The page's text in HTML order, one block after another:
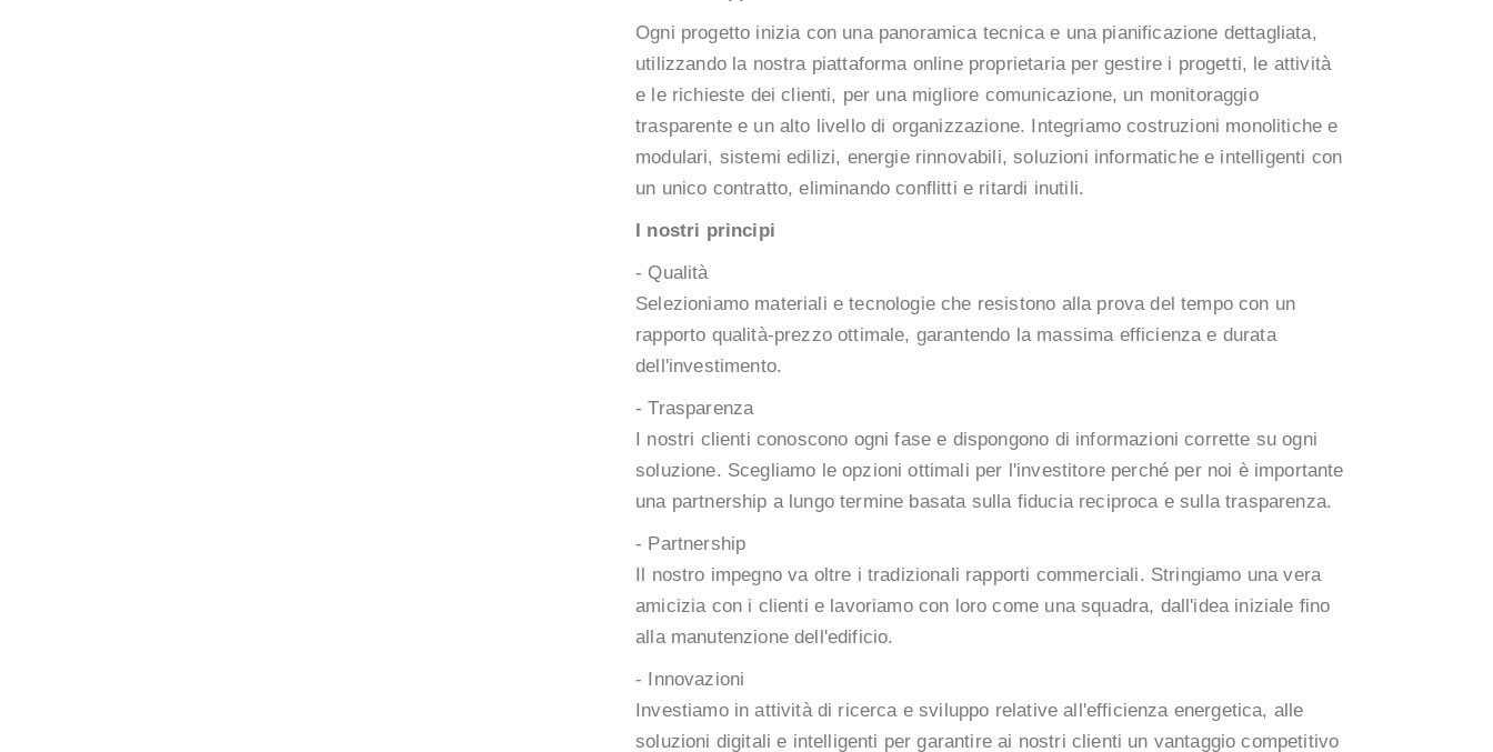
Ogni progetto inizia con una panoramica tecnica e una pianificazione dettagliata,
utilizzando la nostra piattaforma online proprietaria per gestire i progetti, le attività
e le richieste dei clienti, per una migliore comunicazione, un monitoraggio
trasparente e un alto livello di organizzazione. Integriamo costruzioni monolitiche e
modulari, sistemi edilizi, energie rinnovabili, soluzioni informatiche e intelligenti con
un unico contratto, eliminando conflitti e ritardi inutili.
I nostri principi
- Qualità
Selezioniamo materiali e tecnologie che resistono alla prova del tempo con un
rapporto qualità-prezzo ottimale, garantendo la massima efficienza e durata
dell'investimento.
- Trasparenza
I nostri clienti conoscono ogni fase e dispongono di informazioni corrette su ogni
soluzione. Scegliamo le opzioni ottimali per l'investitore perché per noi è importante
una partnership a lungo termine basata sulla fiducia reciproca e sulla trasparenza.
- Partnership
Il nostro impegno va oltre i tradizionali rapporti commerciali. Stringiamo una vera
amicizia con i clienti e lavoriamo con loro come una squadra, dall'idea iniziale fino
alla manutenzione dell'edificio.
- Innovazioni
Investiamo in attività di ricerca e sviluppo relative all'efficienza energetica, alle
soluzioni digitali e intelligenti per garantire ai nostri clienti un vantaggio competitivo